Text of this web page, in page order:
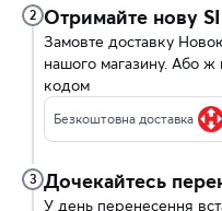
2 Отримайте нову
Замовте доставку
нашого магазину. Або ж
кодом
Безкоштовна доставка
3 Дочекайтесь
У день перенесення